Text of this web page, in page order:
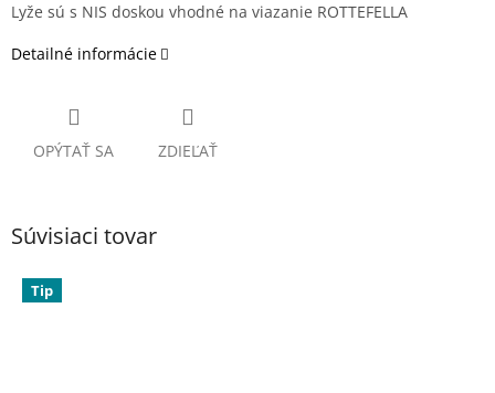
Lyže sú s NIS doskou vhodné na viazanie ROTTEFELLA
Detailné informácie
OPÝTAŤ SA ZDIEĽAŤ
Súvisiaci tovar
Tip